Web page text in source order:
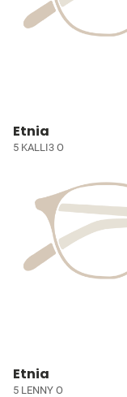
Etnia
5 KALLI3 O
Etnia
5 LENNY O